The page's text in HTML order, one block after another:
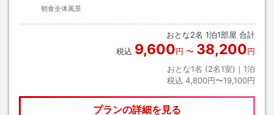
朝食全体風景
おとな2名 1泊1部屋 合計
税込 9,600円 〜 38,200円
おとな1名 (2名1室)｜ 1泊
税込 4,800円〜19,100円
プランの詳細を見る